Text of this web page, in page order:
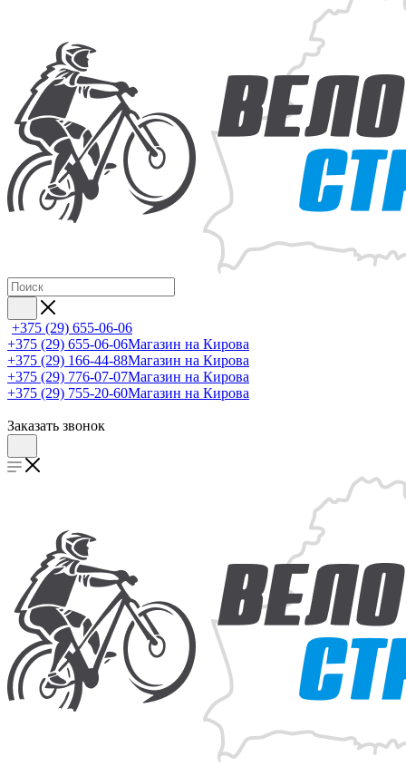
+375 (29) 655-06-06
+375 (29) 655-06-06Магазин на Кирова
+375 (29) 166-44-88Магазин на Кирова
+375 (29) 776-07-07Магазин на Кирова
+375 (29) 755-20-60Магазин на Кирова
Заказать звонок